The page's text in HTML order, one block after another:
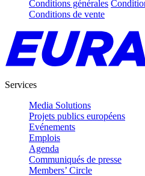
Conditions générales
Conditions de vente
Services
Media Solutions
Projets publics européens
Evénements
Emplois
Agenda
Communiqués de presse
Members’ Circle